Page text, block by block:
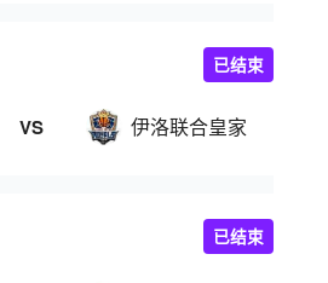
VS 伊洛联合皇家
已结束
已结束